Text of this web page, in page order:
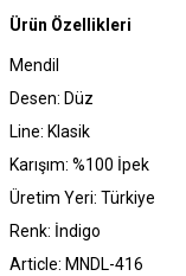
Ürün Özellikleri
Mendil
Desen: Düz
Line: Klasik
Karışım: %100 İpek
Üretim Yeri: Türkiye
Renk: İndigo
Article: MNDL-416